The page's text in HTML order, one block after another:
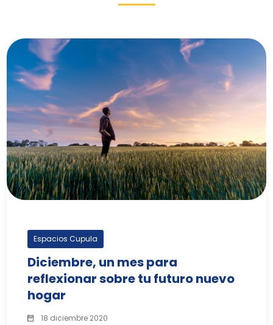
Espacios Cupula
Diciembre, un mes para
reflexionar sobre tu futuro nuevo
hogar
18 diciembre 2020